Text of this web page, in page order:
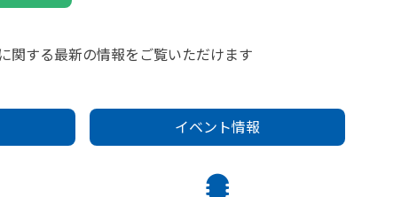
関する最新の情報をご覧いただけます
イベント情報